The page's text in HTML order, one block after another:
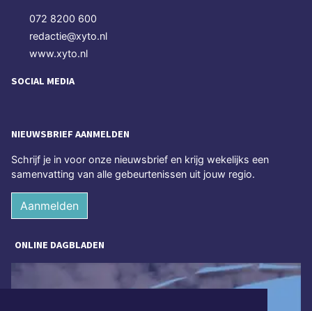
072 8200 600
redactie@xyto.nl
www.xyto.nl
SOCIAL MEDIA
NIEUWSBRIEF AANMELDEN
Schrijf je in voor onze nieuwsbrief en krijg wekelijks een
samenvatting van alle gebeurtenissen uit jouw regio.
Aanmelden
ONLINE DAGBLADEN